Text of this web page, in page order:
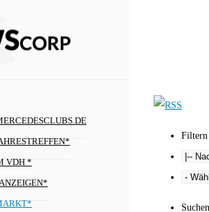
VDH *
Filtern
Suchen